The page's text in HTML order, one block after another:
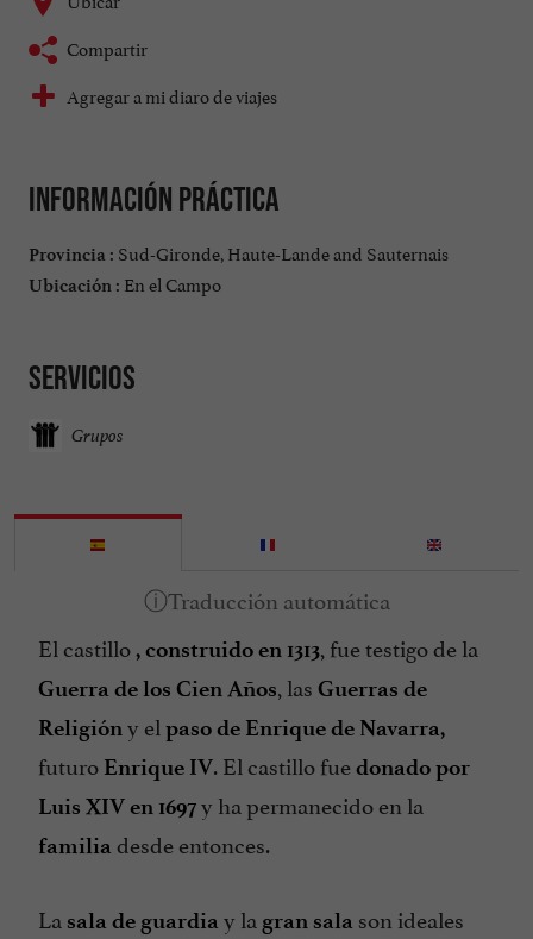
Compartir
Agregar a mi diaro de viajes
Información práctica
Provincia : Sud-Gironde, Haute-Lande and Sauternais
Ubicación : En el Campo
Servicios
Grupos
El castillo, construido en 1313, fue testigo de la
Guerra de los Cien Años, las Guerras de
Religióny el paso de Enrique de Navarra,
futuro Enrique IV. El castillo fuedonado por
Luis XIV en 1697y ha permanecido en la
familia desde entonces.
La sala de guardia y la gran sala son ideales